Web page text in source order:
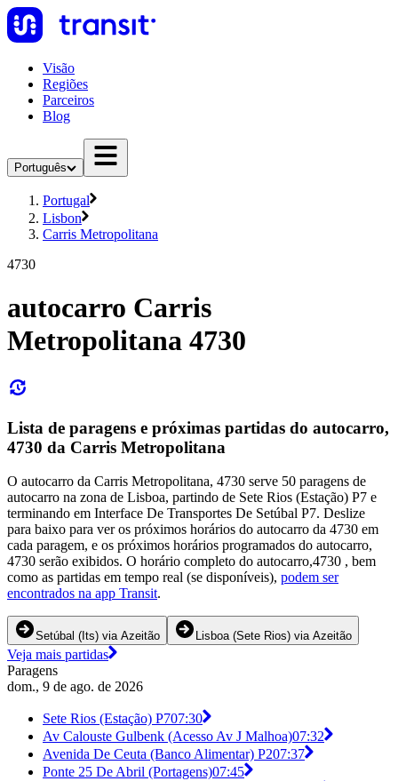
Visão
Regiões
Parceiros
Blog
Português
Portugal
Lisbon
Carris Metropolitana
4730
autocarro Carris
Metropolitana 4730
Lista de paragens e próximas partidas do autocarro,
4730 da Carris Metropolitana
O autocarro da Carris Metropolitana, 4730 serve 50 paragens de
autocarro na zona de Lisboa, partindo de Sete Rios (Estação) P7 e
terminando em Interface De Transportes De Setúbal P7. Deslize
para baixo para ver os próximos horários do autocarro da 4730 em
cada paragem, e os próximos horários programados do autocarro,
4730 serão exibidos. O horário completo do autocarro,4730 , bem
como as partidas em tempo real (se disponíveis), podem ser
encontrados na app Transit.
Setúbal (Its) via Azeitão Lisboa (Sete Rios) via Azeitão
Veja mais partidas
Paragens
dom., 9 de ago. de 2026
Sete Rios (Estação) P707:30
Av Calouste Gulbenk (Acesso Av J Malhoa)07:32
Avenida De Ceuta (Banco Alimentar) P207:37
Ponte 25 De Abril (Portagens)07:45